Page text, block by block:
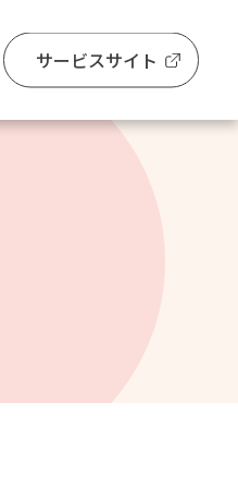
サービスサイト